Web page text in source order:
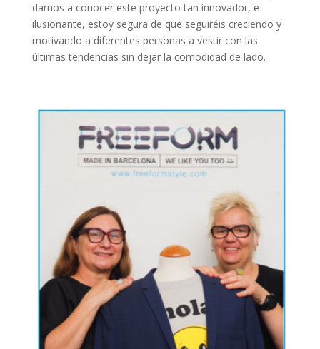
darnos a conocer este proyecto tan innovador, e
ilusionante, estoy segura de que seguiréis creciendo y
motivando a diferentes personas a vestir con las
últimas tendencias sin dejar la comodidad de lado.